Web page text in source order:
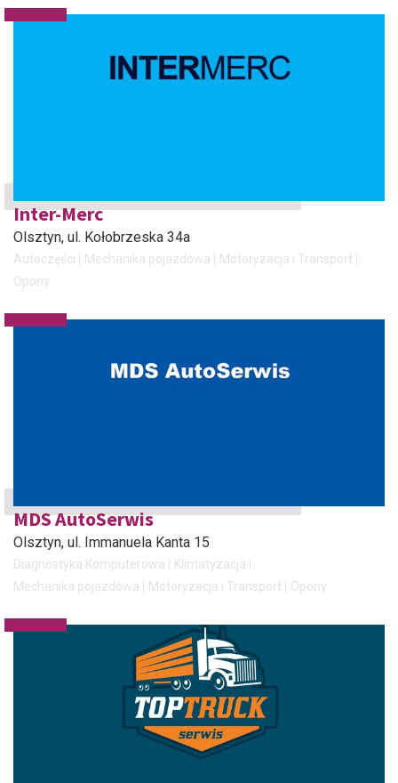
Inter-Merc
Olsztyn, ul. Kołobrzeska 34a
Autoczęści Mechanika pojazdowa
Motoryzacja i Transport
Opony
MDS AutoSerwis
Olsztyn, ul. Immanuela Kanta 15
Diagnostyka Komputerowa
Klimatyzacja
Mechanika pojazdowa
Motoryzacja i Transport Opony